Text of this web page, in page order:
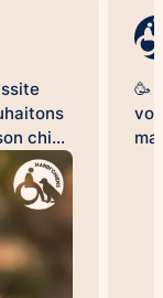
chien
et
de
🥳